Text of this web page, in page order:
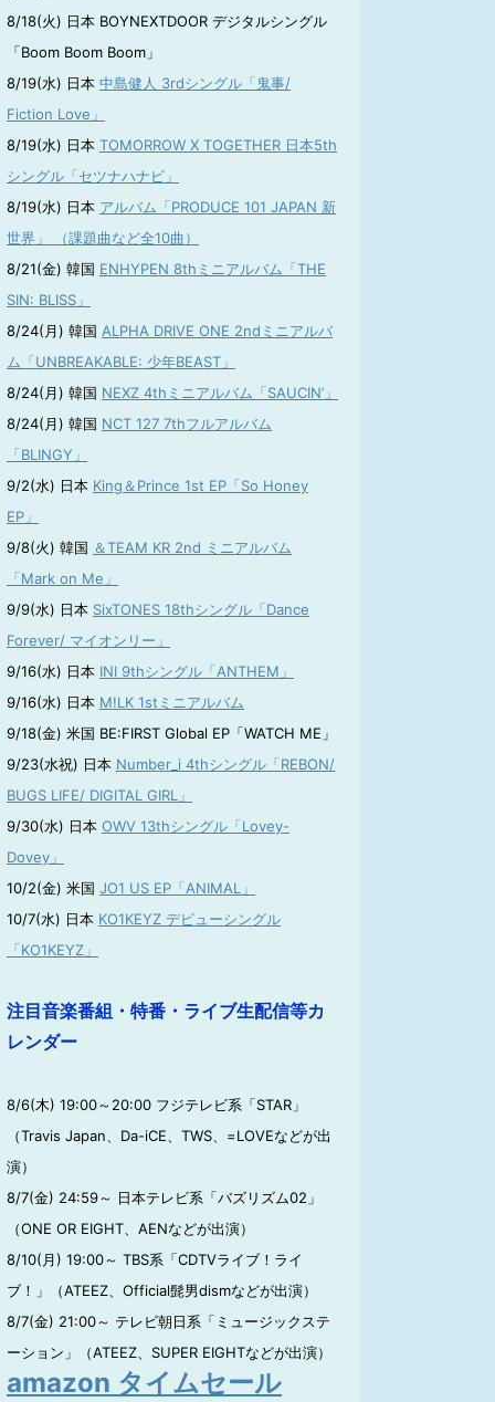
8/18(火) 日本 BOYNEXTDOOR デジタルシングル
「Boom Boom Boom」
8/19(水) 日本 中島健人 3rdシングル「鬼事/
Fiction Love」
8/19(水) 日本 TOMORROW X TOGETHER 日本5th
シングル「セツナハナビ」
8/19(水) 日本 アルバム「PRODUCE 101 JAPAN 新
世界」 （課題曲など全10曲）
8/21(金) 韓国 ENHYPEN 8thミニアルバム「THE
SIN: BLISS」
8/24(月) 韓国 ALPHA DRIVE ONE 2ndミニアルバ
ム「UNBREAKABLE: 少年BEAST」
8/24(月) 韓国 NEXZ 4thミニアルバム「SAUCIN’」
8/24(月) 韓国 NCT 127 7thフルアルバム
「BLINGY」
9/2(水) 日本 King＆Prince 1st EP「So Honey
EP」
9/8(火) 韓国 ＆TEAM KR 2nd ミニアルバム
「Mark on Me」
9/9(水) 日本 SixTONES 18thシングル「Dance
Forever/ マイオンリー」
9/16(水) 日本 INI 9thシングル「ANTHEM」
9/16(水) 日本 M!LK 1stミニアルバム
9/18(金) 米国 BE:FIRST Global EP「WATCH ME」
9/23(水祝) 日本 Number_i 4thシングル「REBON/
BUGS LIFE/ DIGITAL GIRL」
9/30(水) 日本 OWV 13thシングル「Lovey-
Dovey」
10/2(金) 米国 JO1 US EP「ANIMAL」
10/7(水) 日本 KO1KEYZ デビューシングル
「KO1KEYZ」
注目音楽番組・特番・ライブ生配信等カ
レンダー
8/6(木) 19:00～20:00 フジテレビ系「STAR」
（Travis Japan、Da-iCE、TWS、=LOVEなどが出
演）
8/7(金) 24:59～ 日本テレビ系「バズリズム02」
（ONE OR EIGHT、AENなどが出演）
8/10(月) 19:00～ TBS系「CDTVライブ！ライ
ブ！」（ATEEZ、Official髭男dismなどが出演）
8/7(金) 21:00～ テレビ朝日系「ミュージックステ
ーション」（ATEEZ、SUPER EIGHTなどが出演）
amazon タイムセール